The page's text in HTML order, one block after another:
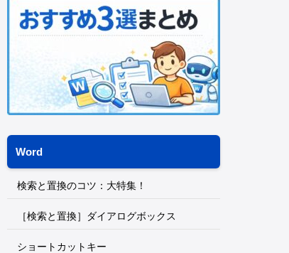
Word
検索と置換のコツ：大特集！
［検索と置換］ダイアログボックス
ショートカットキー